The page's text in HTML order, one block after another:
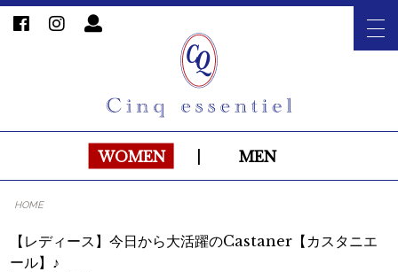
WOMEN MEN
HOME
【レディース】今日から大活躍のCastaner【カスタニエ
ール】♪